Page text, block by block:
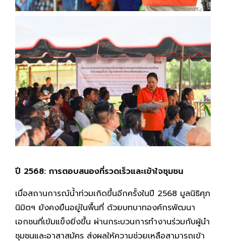
ปี 2568: การตอบสนองที่รวดเร็วและเข้าใจชุมชน
เมื่อสถานการณ์น้ำท่วมเกิดขึ้นอีกครั้งในปี 2568 มูลนิธิศุภ
นิมิตฯ ยังคงยืนอยู่ในพื้นที่ ด้วยบทบาทองค์กรพัฒนา
เอกชนที่เข้มแข็งยิ่งขึ้น ผ่านกระบวนการทำงานร่วมกับผู้นำ
ชุมชนและอาสาสมัคร ส่งผลให้ความช่วยเหลือสามารถเข้า